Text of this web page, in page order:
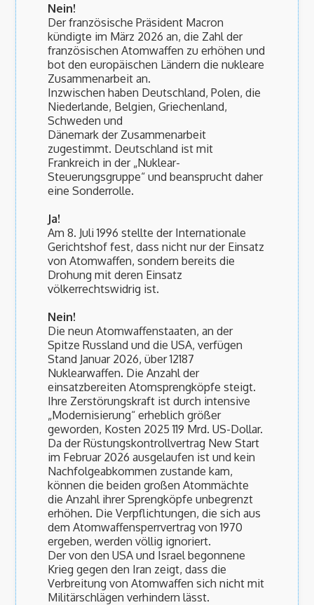
Nein!
Der französische Präsident Macron
kündigte im März 2026 an, die Zahl der
französischen Atomwaffen zu erhöhen und
bot den europäischen Ländern die nukleare
Zusammenarbeit an.
Inzwischen haben Deutschland, Polen, die
Niederlande, Belgien, Griechenland,
Schweden und
Dänemark der Zusammenarbeit
zugestimmt. Deutschland ist mit
Frankreich in der „Nuklear-
Steuerungsgruppe“ und beansprucht daher
eine Sonderrolle.
Ja!
Am 8. Juli 1996 stellte der Internationale
Gerichtshof fest, dass nicht nur der Einsatz
von Atomwaffen, sondern bereits die
Drohung mit deren Einsatz
völkerrechtswidrig ist.
Nein!
Die neun Atomwaffenstaaten, an der
Spitze Russland und die USA, verfügen
Stand Januar 2026, über 12187
Nuklearwaffen. Die Anzahl der
einsatzbereiten Atomsprengköpfe steigt.
Ihre Zerstörungskraft ist durch intensive
„Modernisierung“ erheblich größer
geworden, Kosten 2025 119 Mrd. US-Dollar.
Da der Rüstungskontrollvertrag New Start
im Februar 2026 ausgelaufen ist und kein
Nachfolgeabkommen zustande kam,
können die beiden großen Atommächte
die Anzahl ihrer Sprengköpfe unbegrenzt
erhöhen. Die Verpflichtungen, die sich aus
dem Atomwaffensperrvertrag von 1970
ergeben, werden völlig ignoriert.
Der von den USA und Israel begonnene
Krieg gegen den Iran zeigt, dass die
Verbreitung von Atomwaffen sich nicht mit
Militärschlägen verhindern lässt.